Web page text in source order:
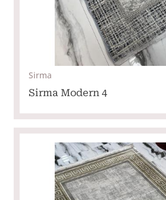
Sirma
Sirma Modern 4